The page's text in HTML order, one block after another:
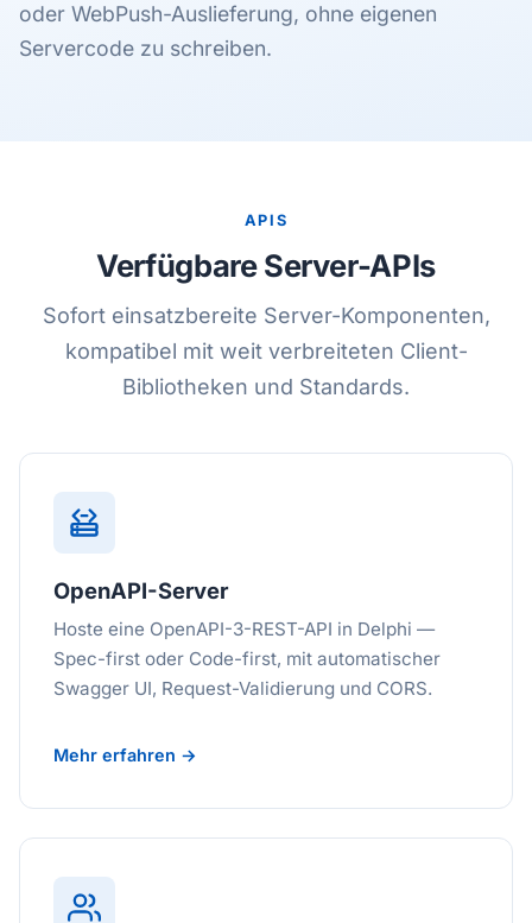
oder WebPush-Auslieferung, ohne eigenen
Servercode zu schreiben.
APIS
Verfügbare Server-APIs
Sofort einsatzbereite Server-Komponenten,
kompatibel mit weit verbreiteten Client-
Bibliotheken und Standards.
OpenAPI-Server
Hoste eine OpenAPI-3-REST-API in Delphi —
Spec-first oder Code-first, mit automatischer
Swagger UI, Request-Validierung und CORS.
Mehr erfahren →